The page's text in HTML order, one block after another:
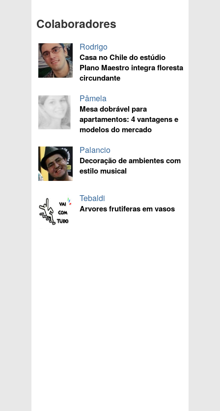
Colaboradores
Rodrigo
Casa no Chile do estúdio
Plano Maestro integra floresta
circundante
Pâmela
Mesa dobrável para
apartamentos: 4 vantagens e
modelos do mercado
Palancio
Decoração de ambientes com
estilo musical
Tebaldi
Arvores frutiferas em vasos